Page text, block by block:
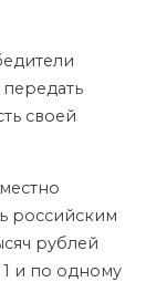
своей
российским
рублей
и по одному